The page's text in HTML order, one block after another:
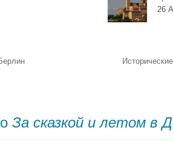
26
За сказкой и летом в